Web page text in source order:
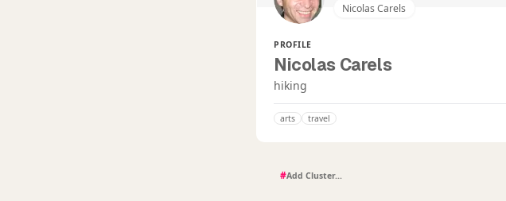
Nicolas Carels
PROFILE
Nicolas Carels
hiking
arts travel
#